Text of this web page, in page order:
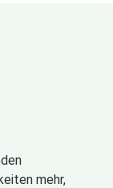
mehr,